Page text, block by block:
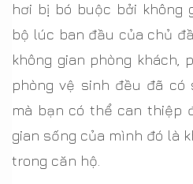
hơi bị bó buộc bởi
bộ lúc ban đầu của chủ
không gian phòng khách,
phòng vệ sinh đều đã
mà bạn có thể can thiệp
gian sống của mình đó là
trong căn hộ.